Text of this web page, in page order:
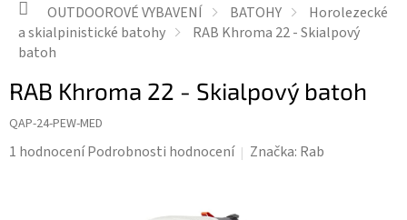
Domů
OUTDOOROVÉ VYBAVENÍ BATOHY
Horolezecké
a skialpinistické batohy
RAB Khroma 22 - Skialpový
batoh
RAB Khroma 22 - Skialpový batoh
QAP-24-PEW-MED
Průměrné
1 hodnoceníPodrobnosti hodnocení Značka: Rab